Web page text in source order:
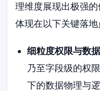
理维度展现出极强
体现在以下关键落地
细粒度权限与数
乃至字段级的权
下的数据物理与